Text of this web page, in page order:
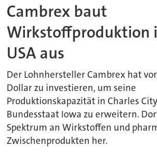
Cambrex baut
Wirkstoffproduktion
USA aus
Der Lohnhersteller Cambrex hat
Dollar zu investieren, um seine
Produktionskapazität in Charles
Bundesstaat Iowa zu erweitern.
Spektrum an Wirkstoffen und
Zwischenprodukten her.